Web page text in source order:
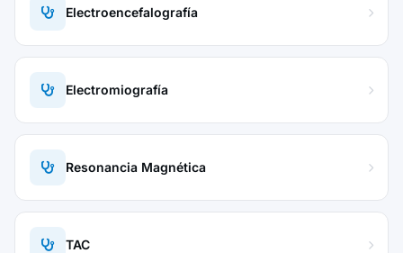
Electroencefalografía
Electromiografía
Resonancia Magnética
TAC